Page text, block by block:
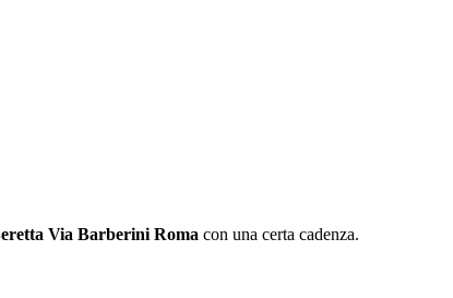
Via Barberini Roma con una certa cadenza.